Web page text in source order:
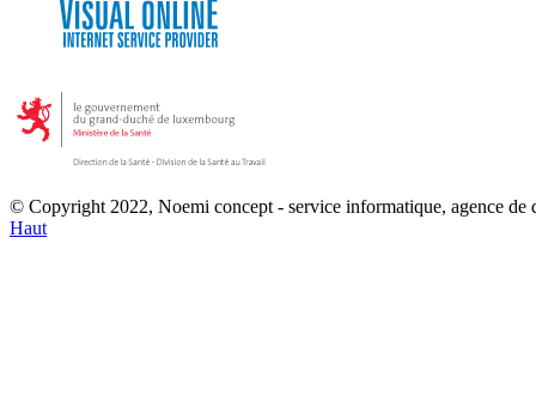
© Copyright 2022, Noemi concept - service informatique, agence
Haut